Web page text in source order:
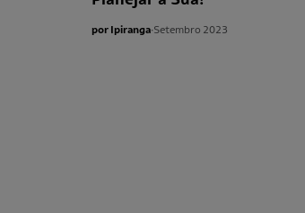
por Ipiranga∙Setembro 2023